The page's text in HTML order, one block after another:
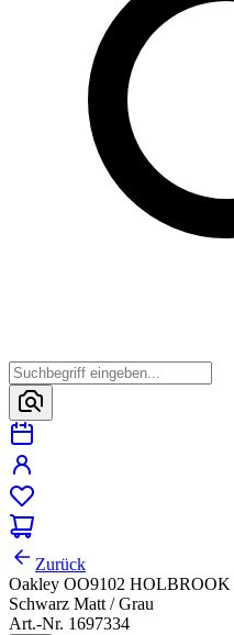
Zurück
Oakley OO9102 HOLBROOK
Schwarz Matt / Grau
Art.-Nr. 1697334